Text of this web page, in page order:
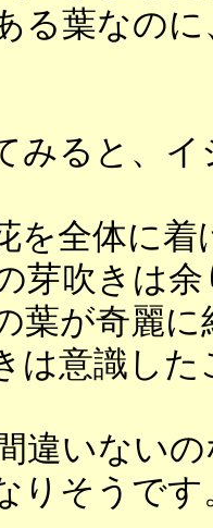
る葉なの
みると、
を全体に
芽吹きは
葉が奇麗
は意識し
違いない
りそうです